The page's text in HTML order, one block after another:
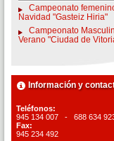
Campeonato
Navidad "Gasteiz Hiria"
Campeonato
Verano "Ciudad de
Información y
Teléfonos:
945 134 007 - 688 634
Fax:
945 234 492